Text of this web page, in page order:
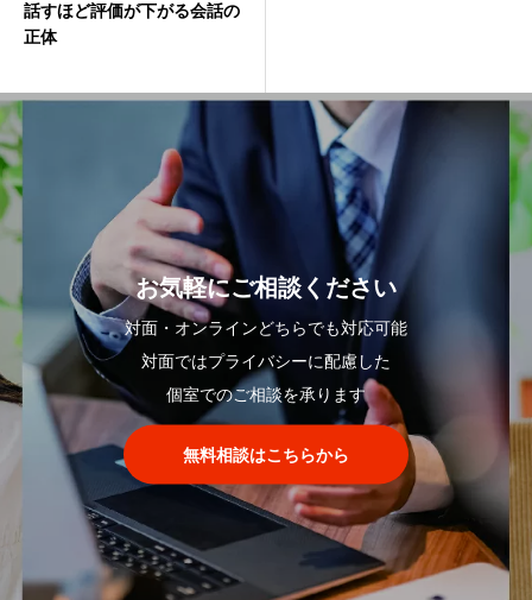
話すほど評価が下がる会話の
正体
お気軽にご相談ください
対面・オンラインどちらでも対応可能
対面ではプライバシーに配慮した
個室でのご相談を承ります
無料相談はこちらから